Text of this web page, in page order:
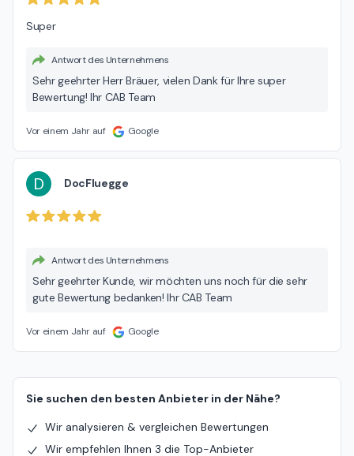
Super
Antwort des Unternehmens
Sehr geehrter Herr Bräuer, vielen Dank für Ihre super
Bewertung! Ihr CAB Team
Vor einem Jahr auf Google
D DocFluegge
Antwort des Unternehmens
Sehr geehrter Kunde, wir möchten uns noch für die sehr
gute Bewertung bedanken! Ihr CAB Team
Vor einem Jahr auf Google
Sie suchen den besten Anbieter in der Nähe?
Wir analysieren & vergleichen Bewertungen
Wir empfehlen Ihnen 3 die Top-Anbieter